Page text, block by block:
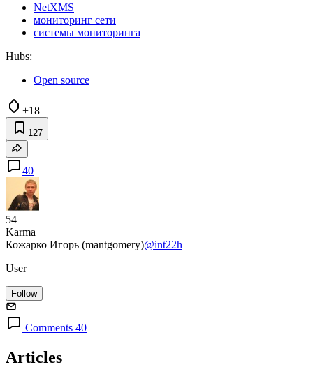
NetXMS
мониторинг сети
системы мониторинга
Hubs:
Open source
+18
127
40
54
Karma
Кожарко Игорь (mantgomery)@int22h
User
Follow
Comments 40
Articles